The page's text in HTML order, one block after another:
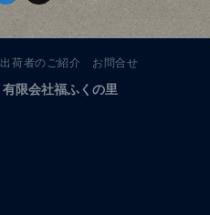
出荷者のご紹介 お問合せ
有限会社福ふくの里